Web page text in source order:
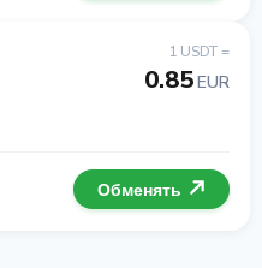
1 USDT =
0.85EUR
Обменять